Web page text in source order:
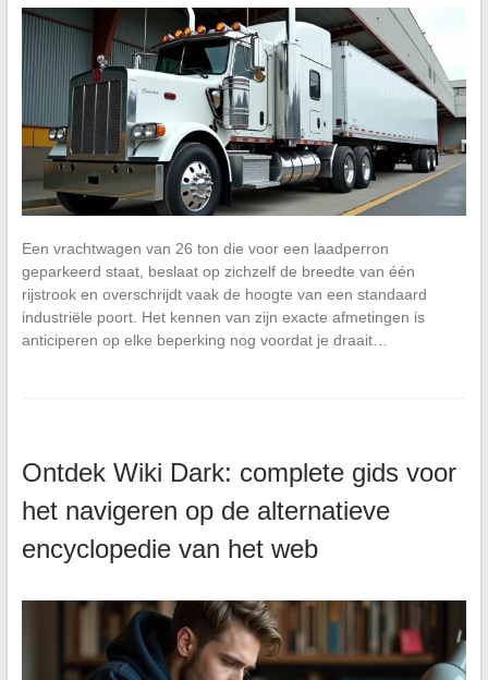
Een vrachtwagen van 26 ton die voor een laadperron
geparkeerd staat, beslaat op zichzelf de breedte van één
rijstrook en overschrijdt vaak de hoogte van een standaard
industriële poort. Het kennen van zijn exacte afmetingen is
anticiperen op elke beperking nog voordat je draait…
Ontdek Wiki Dark: complete gids voor
het navigeren op de alternatieve
encyclopedie van het web